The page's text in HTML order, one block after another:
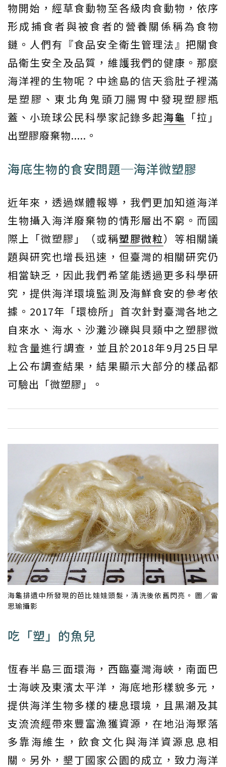
物開始，經草食動物至各級肉食動物，依序
形成捕食者與被食者的營養關係稱為食物
鏈。人們有『食品安全衛生管理法』把關食
品衛生安全及品質，維護我們的健康。那麼
海洋裡的生物呢？中途島的信天翁肚子裡滿
是塑膠、東北角鬼頭刀腸胃中發現塑膠瓶
蓋、小琉球公民科學家記錄多起海龜 「拉」
出塑膠廢棄物.....。
海底生物的食安問題─海洋微塑膠
近年來，透過媒體報導，我們更加知道海洋
生物攝入海洋廢棄物的情形層出不窮。而國
際上「微塑膠」（或稱塑膠微粒）等相關議
題與研究也增長迅速，但臺灣的相關研究仍
相當缺乏，因此我們希望能透過更多科學研
究，提供海洋環境監測及海鮮食安的參考依
據。2017年「環檢所」首次針對臺灣各地之
自來水、海水、沙灘沙礫與貝類中之塑膠微
粒含量進行調查，並且於2018年9月25日早
上公布調查結果，結果顯示大部分的樣品都
可驗出「微塑膠」。
海龜排遺中所發現的芭比娃娃頭髮，清洗後依舊閃亮。 圖／雷
思瑜攝影
吃「塑」的魚兒
恆春半島三面環海，西臨臺灣海峽，南面巴
士海峽及東濱太平洋，海底地形樣貌多元，
提供海洋生物多樣的棲息環境，且黑潮及其
支流流經帶來豐富漁獲資源，在地沿海聚落
多靠海維生，飲食文化與海洋資源息息相
關。另外，墾丁國家公園的成立，致力海洋